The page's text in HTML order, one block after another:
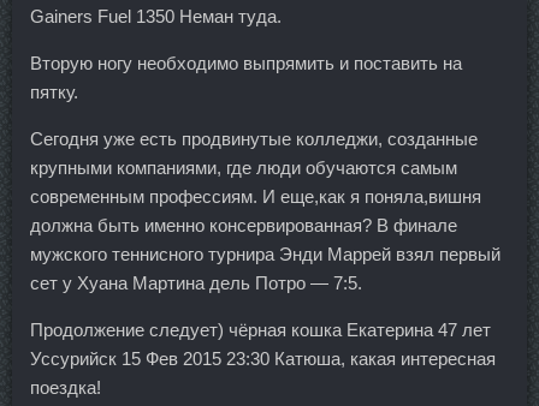
Gainers Fuel 1350 Неман туда.
Вторую ногу необходимо выпрямить и поставить на
пятку.
Сегодня уже есть продвинутые колледжи, созданные
крупными компаниями, где люди обучаются самым
современным профессиям. И еще,как я поняла,вишня
должна быть именно консервированная? В финале
мужского теннисного турнира Энди Маррей взял первый
сет у Хуана Мартина дель Потро — 7:5.
Продолжение следует) чёрная кошка Екатерина 47 лет
Уссурийск 15 Фев 2015 23:30 Катюша, какая интересная
поездка!